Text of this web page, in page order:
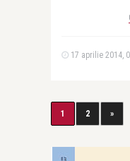
17 aprilie 2014,
1 2 »